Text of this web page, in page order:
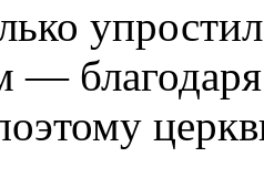
благодаря